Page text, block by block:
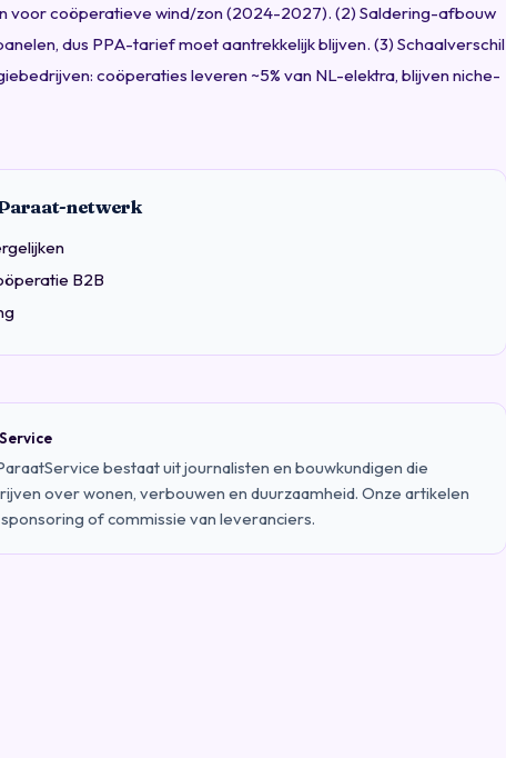
voor coöperatieve wind/zon (2024-2027). (2) Saldering-afbouw
dus PPA-tarief moet aantrekkelijk blijven. (3) Schaalverschil
coöperaties leveren ~5% van NL-elektra, blijven niche-
netwerk
B2B
bestaat uit journalisten en bouwkundigen die
over wonen, verbouwen en duurzaamheid. Onze artikelen
of commissie van leveranciers.